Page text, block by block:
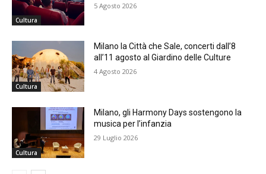
Cultura
5 Agosto 2026
Cultura
Milano la Città che Sale, concerti dall’8
all’11 agosto al Giardino delle Culture
4 Agosto 2026
Cultura
Milano, gli Harmony Days sostengono la
musica per l’infanzia
29 Luglio 2026